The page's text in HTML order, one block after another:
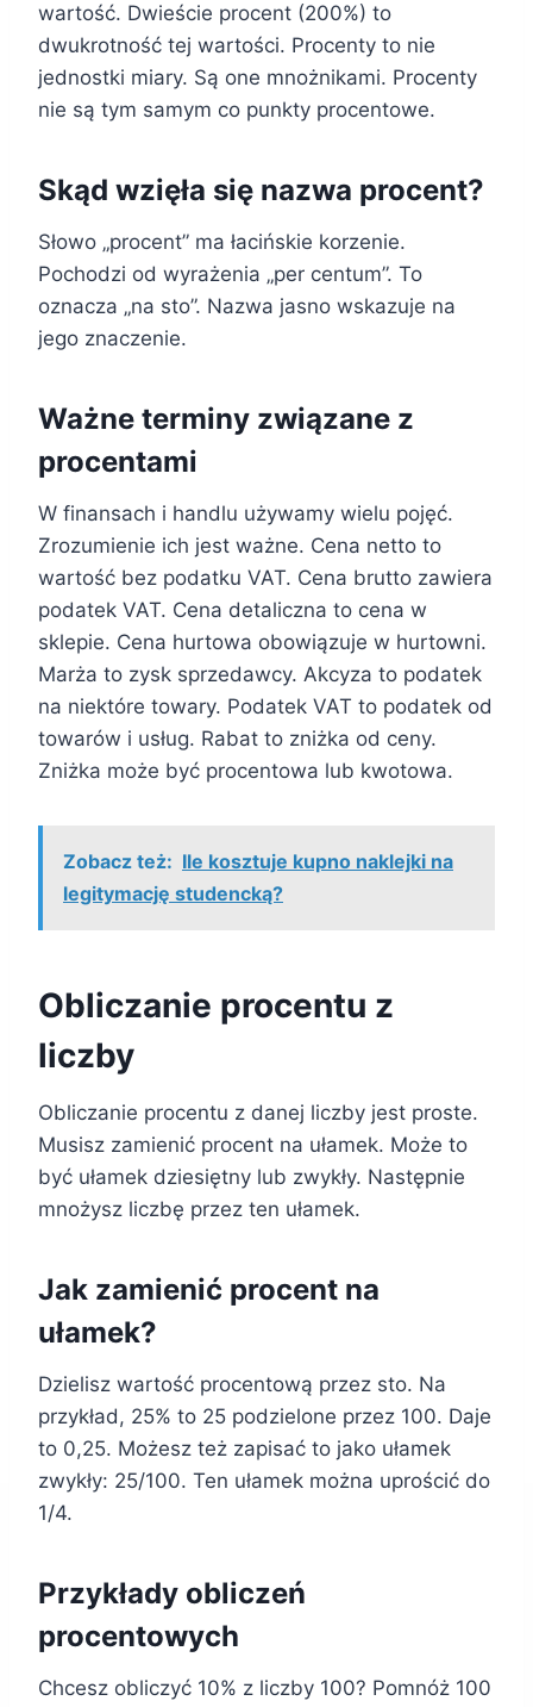
wartość. Dwieście procent (200%) to
dwukrotność tej wartości. Procenty to nie
jednostki miary. Są one mnożnikami. Procenty
nie są tym samym co punkty procentowe.
Skąd wzięła się nazwa procent?
Słowo „procent” ma łacińskie korzenie.
Pochodzi od wyrażenia „per centum”. To
oznacza „na sto”. Nazwa jasno wskazuje na
jego znaczenie.
Ważne terminy związane z
procentami
W finansach i handlu używamy wielu pojęć.
Zrozumienie ich jest ważne. Cena netto to
wartość bez podatku VAT. Cena brutto zawiera
podatek VAT. Cena detaliczna to cena w
sklepie. Cena hurtowa obowiązuje w hurtowni.
Marża to zysk sprzedawcy. Akcyza to podatek
na niektóre towary. Podatek VAT to podatek od
towarów i usług. Rabat to zniżka od ceny.
Zniżka może być procentowa lub kwotowa.
Zobacz też: Ile kosztuje kupno naklejki na
legitymację studencką?
Obliczanie procentu z
liczby
Obliczanie procentu z danej liczby jest proste.
Musisz zamienić procent na ułamek. Może to
być ułamek dziesiętny lub zwykły. Następnie
mnożysz liczbę przez ten ułamek.
Jak zamienić procent na
ułamek?
Dzielisz wartość procentową przez sto. Na
przykład, 25% to 25 podzielone przez 100. Daje
to 0,25. Możesz też zapisać to jako ułamek
zwykły: 25/100. Ten ułamek można uprościć do
1/4.
Przykłady obliczeń
procentowych
Chcesz obliczyć 10% z liczby 100? Pomnóż 100